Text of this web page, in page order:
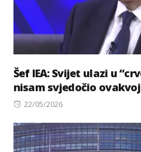
Šef IEA: Svijet ulazi u
nisam svjedočio
Posted
22/05/2026